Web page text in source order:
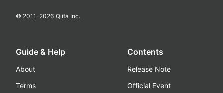
© 2011-2026 Qiita Inc.
Guide & Help
About
Terms
Contents
Release Note
Official Event